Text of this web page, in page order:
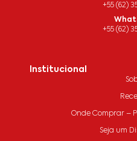
+55 (62)
+55 (62)
Institucional
Onde Comprar –
Seja um